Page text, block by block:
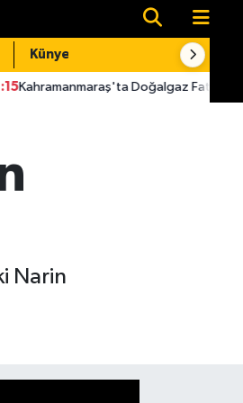
Künye
Doğalgaz Faturaları İçin Kritik
Narin